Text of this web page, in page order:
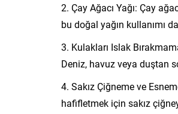
Çay Ağacı Yağı: Çay
bu doğal yağın kullanımı
Kulakları Islak
Deniz, havuz veya duştan
Sakız Çiğneme ve
hafifletmek için sakız